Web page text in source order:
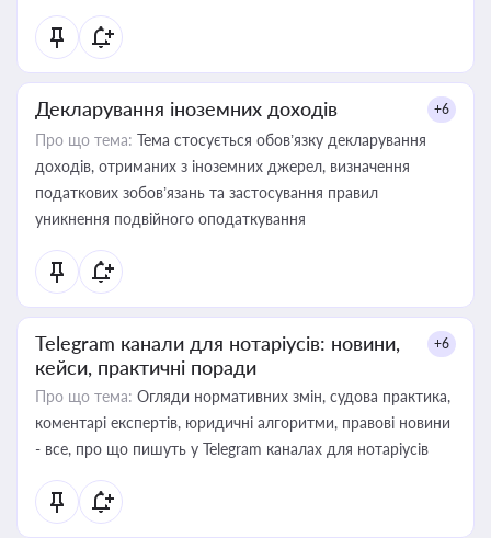
Декларування іноземних доходів +6
Про що тема: Тема стосується обов’язку декларування
доходів, отриманих з іноземних джерел, визначення
податкових зобов’язань та застосування правил
уникнення подвійного оподаткування
Telegram канали для нотаріусів: новини,
кейси, практичні поради
+6
Про що тема: Огляди нормативних змін, судова практика,
коментарі експертів, юридичні алгоритми, правові новини
- все, про що пишуть у Telegram каналах для нотаріусів